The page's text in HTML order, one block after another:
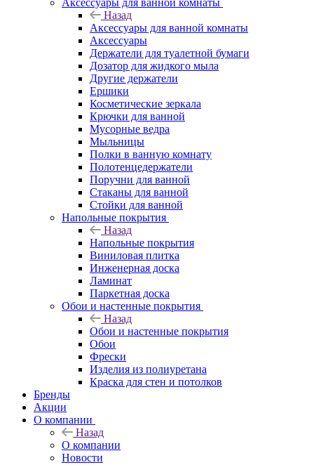
Аксессуары для ванной комнаты
Назад
Аксессуары для ванной комнаты
Аксессуары
Держатели для туалетной бумаги
Дозатор для жидкого мыла
Другие держатели
Ершики
Косметические зеркала
Крючки для ванной
Мусорные ведра
Мыльницы
Полки в ванную комнату
Полотенцедержатели
Поручни для ванной
Стаканы для ванной
Стойки для ванной
Напольные покрытия
Назад
Напольные покрытия
Виниловая плитка
Инженерная доска
Ламинат
Паркетная доска
Обои и настенные покрытия
Назад
Обои и настенные покрытия
Обои
Фрески
Изделия из полиуретана
Краска для стен и потолков
Бренды
Акции
О компании
Назад
О компании
Новости